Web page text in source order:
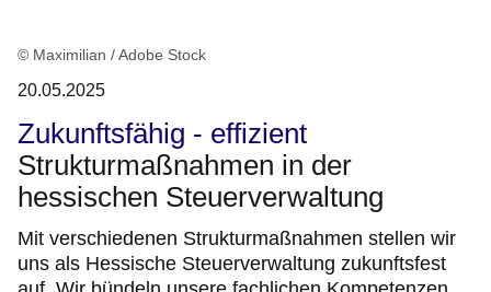
© Maximilian / Adobe Stock
20.05.2025
Zukunftsfähig - effizient
Strukturmaßnahmen in der
hessischen Steuerverwaltung
Mit verschiedenen Strukturmaßnahmen stellen wir
uns als Hessische Steuerverwaltung zukunftsfest